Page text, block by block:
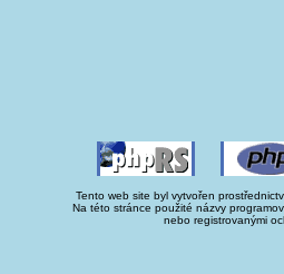
Tento web site byl vytvořen
Na této stránce použité názvy
nebo registrovanými